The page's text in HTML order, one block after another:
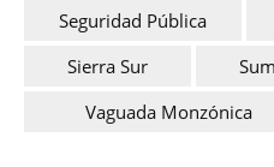
Seguridad Pública
Sierra Sur
Vaguada Monzónica